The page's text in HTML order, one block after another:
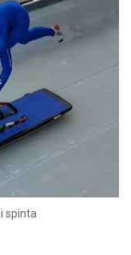
spinta